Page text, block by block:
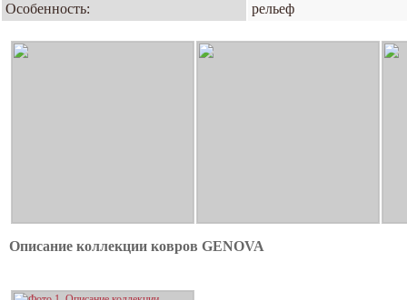
Особенность:
рельеф
Описание коллекции ковров GENOVA